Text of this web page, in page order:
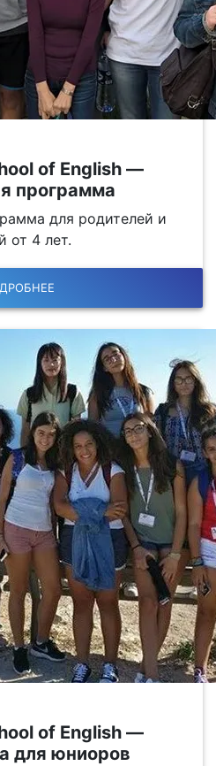
of English —
программа
для родителей и
от 4 лет.
of English —
для юниоров